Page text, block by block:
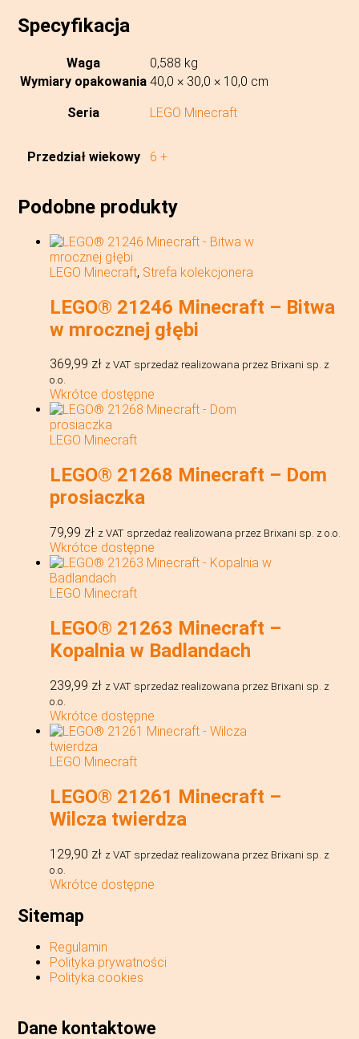
Specyfikacja
Waga
0,588 kg
Wymiary opakowania 40,0 × 30,0 × 10,0 cm
Seria LEGO Minecraft
Przedział wiekowy 6 +
Podobne produkty
LEGO Minecraft, Strefa kolekcjonera
LEGO® 21246 Minecraft – Bitwa
w mrocznej głębi
369,99 zł z VAT sprzedaż realizowana przez Brixani sp. z
o.o.
Wkrótce dostępne
LEGO Minecraft
LEGO® 21268 Minecraft – Dom
prosiaczka
79,99 zł z VAT sprzedaż realizowana przez Brixani sp. z o.o.
Wkrótce dostępne
LEGO Minecraft
LEGO® 21263 Minecraft –
Kopalnia w Badlandach
239,99 zł z VAT sprzedaż realizowana przez Brixani sp. z
o.o.
Wkrótce dostępne
LEGO Minecraft
LEGO® 21261 Minecraft –
Wilcza twierdza
129,90 zł z VAT sprzedaż realizowana przez Brixani sp. z
o.o.
Wkrótce dostępne
Sitemap
Regulamin
Polityka prywatności
Polityka cookies
Dane kontaktowe